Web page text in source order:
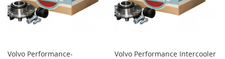
Volvo Performance-
Volvo Performance Intercooler